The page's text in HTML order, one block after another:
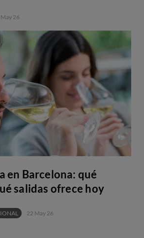
26
en Barcelona: qué
salidas ofrece hoy
22 May 26